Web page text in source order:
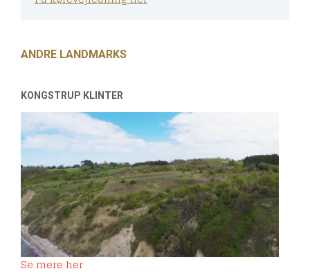
ANDRE LANDMARKS
KONGSTRUP KLINTER
Se mere her